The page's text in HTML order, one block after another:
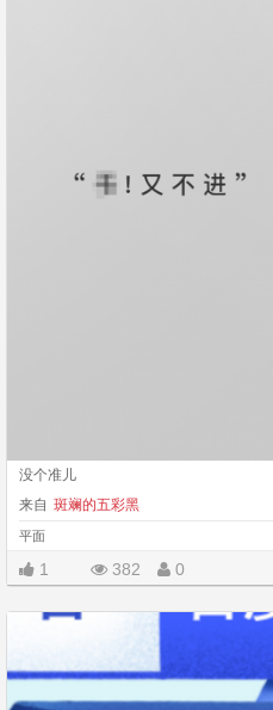
没个准儿
来自 斑斓的五彩黑
平面
1 382 0